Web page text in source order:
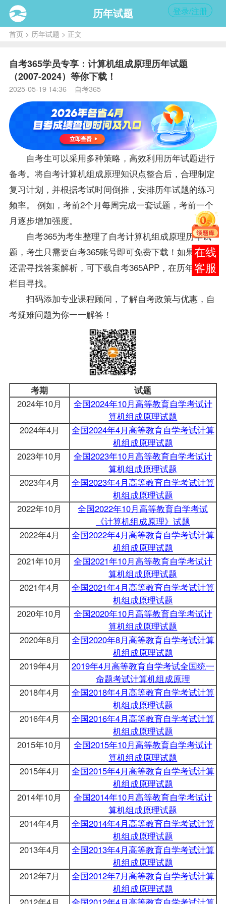
报考
咨询
历年试题 登录/注册
首页> 历年试题 > 正文
自考365学员专享：计算机组成原理历年试题
（2007-2024）等你下载！
2025-05-19 14:36 自考365
自考生可以采用多种策略，高效利用历年试题进行
备考。将自考计算机组成原理知识点整合后，合理制定
复习计划，并根据考试时间倒推，安排历年试题的练习
频率。 例如，考前2个月每周完成一套试题 ，考前一个
月逐步增加强度。
自考365为考生整理了自考计算机组成原理历年试
题 ，考生只需要自考365账号即可免费下载！如果考生
还需寻找答案解析，可下载自考365APP，在历年 试题
栏目寻找。
扫码添加专业课程顾问，了解自考政策与优惠，自
考疑难问题为你一一解答！
考期
试题
2024年10月
全国2024年10月高等教育自学考试计
算机组成原理试题
2024年4月
全国2024年4月高等教育自学考试计算
机组成原理试题
2023年10月
全国2023年10月高等教育自学考试计
算机组成原理试题
2023年4月
全国2023年4月高等教育自学考试计算
机组成原理试题
2022年10月
全国2022年10月高等教育自学考试
《计算机组成原理》试题
2022年4月
全国2022年4月高等教育自学考试计算
机组成原理试题
2021年10月
全国2021年10月高等教育自学考试计
算机组成原理试题
2021年4月
全国2021年4月高等教育自学考试计算
机组成原理试题
2020年10月
全国2020年10月高等教育自学考试计
算机组成原理试题
2020年8月
全国2020年8月高等教育自学考试计算
机组成原理试题
2019年4月
2019年4月高等教育自学考试全国统一
命题考试计算机组成原理
2018年4月
全国2018年4月高等教育自学考试计算
机组成原理试题
2016年4月
全国2016年4月高等教育自学考试计算
机组成原理试题
2015年10月
全国2015年10月高等教育自学考试计
算机组成原理试题
2015年4月
全国2015年4月高等教育自学考试计算
机组成原理试题
2014年10月
全国2014年10月高等教育自学考试计
算机组成原理试题
2014年4月
全国2014年4月高等教育自学考试计算
机组成原理试题
2013年4月
全国2013年4月高等教育自学考试计算
机组成原理试题
2012年7月
全国2012年7月高等教育自学考试计算
机组成原理试题